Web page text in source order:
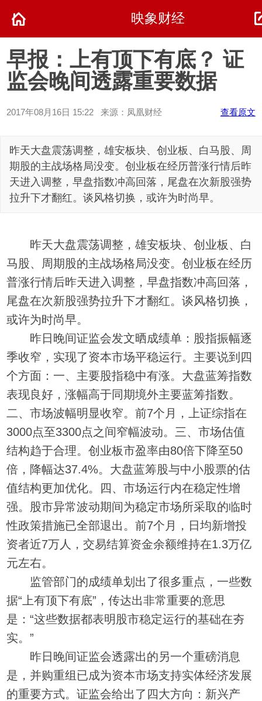
映象财经
早报：上有顶下有底？ 证
监会晚间透露重要数据
2017年08月16日 15:22 来源：凤凰财经 查看原文
昨天大盘震荡调整，雄安板块、创业板、白马股、周
期股的主战场格局没变。创业板在经历普涨行情后昨
天进入调整，早盘指数冲高回落，尾盘在次新股强势
拉升下才翻红。谈风格切换，或许为时尚早。
昨天大盘震荡调整，雄安板块、创业板、白
马股、周期股的主战场格局没变。创业板在经历
普涨行情后昨天进入调整，早盘指数冲高回落，
尾盘在次新股强势拉升下才翻红。谈风格切换，
或许为时尚早。
昨日晚间证监会发文晒成绩单：股指振幅逐
季收窄，实现了资本市场平稳运行。主要说到四
个方面：一、主要股指稳中有涨。大盘蓝筹指数
表现良好，涨幅高于同期境外主要蓝筹指数。
二、市场波幅明显收窄。前7个月，上证综指在
3000点至3300点之间窄幅波动。三、市场估值
结构趋于合理。创业板市盈率由80倍下降至50
倍，降幅达37.4%。大盘蓝筹股与中小股票的估
值结构更加优化。四、市场运行内在稳定性增
强。股市异常波动期间为稳定市场所采取的临时
性政策措施已全部退出。前7个月，日均新增投
资者近7万人，交易结算资金余额维持在1.3万亿
元左右。
监管部门的成绩单划出了很多重点，一些数
据“上有顶下有底”，传达出非常重要的意思
是：“这些数据都表明股市稳定运行的基础在夯
实。”
昨日晚间证监会透露出的另一个重磅消息
是，并购重组已成为资本市场支持实体经济发展
的重要方式。证监会给出了四大方向：新兴产